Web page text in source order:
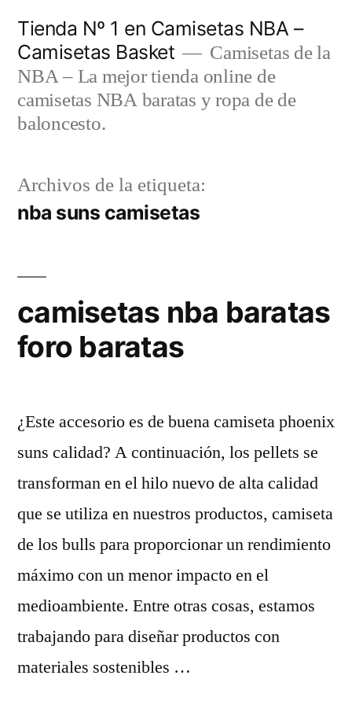
contenido
Tienda Nº 1 en Camisetas NBA –
Camisetas Basket
Camisetas de la
NBA – La mejor tienda online de
camisetas NBA baratas y ropa de de
baloncesto.
Archivos de la etiqueta:
nba suns camisetas
camisetas nba baratas
foro baratas
¿Este accesorio es de buena camiseta phoenix
suns calidad? A continuación, los pellets se
transforman en el hilo nuevo de alta calidad
que se utiliza en nuestros productos, camiseta
de los bulls para proporcionar un rendimiento
máximo con un menor impacto en el
medioambiente. Entre otras cosas, estamos
trabajando para diseñar productos con
materiales sostenibles …